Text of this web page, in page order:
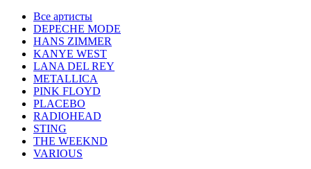
Все артисты
DEPECHE MODE
HANS ZIMMER
KANYE WEST
LANA DEL REY
METALLICA
PINK FLOYD
PLACEBO
RADIOHEAD
STING
THE WEEKND
VARIOUS